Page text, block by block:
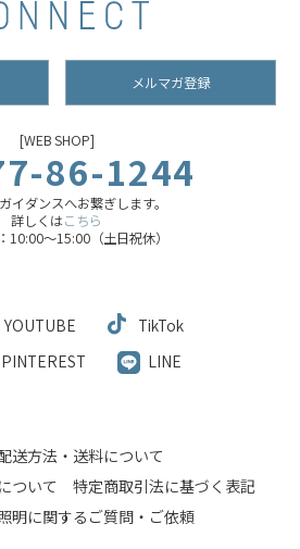
メルマガ登録
[WEB SHOP]
86-1244
イダンスへお繋ぎします。
詳しくはこちら
10:00～15:00（土日祝休）
YOUTUBE
TikTok
PINTEREST LINE
送方法・送料について
ついて
特定商取引法に基づく表記
明に関するご質問・ご依頼